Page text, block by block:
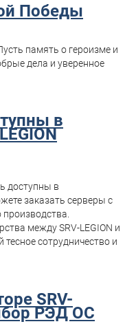
Победы
память о героизме и
дела и уверенное
в
доступны в
заказать серверы с
производства.
между SRV-LEGION и
сотрудничество и
SRV-
РЭД ОС